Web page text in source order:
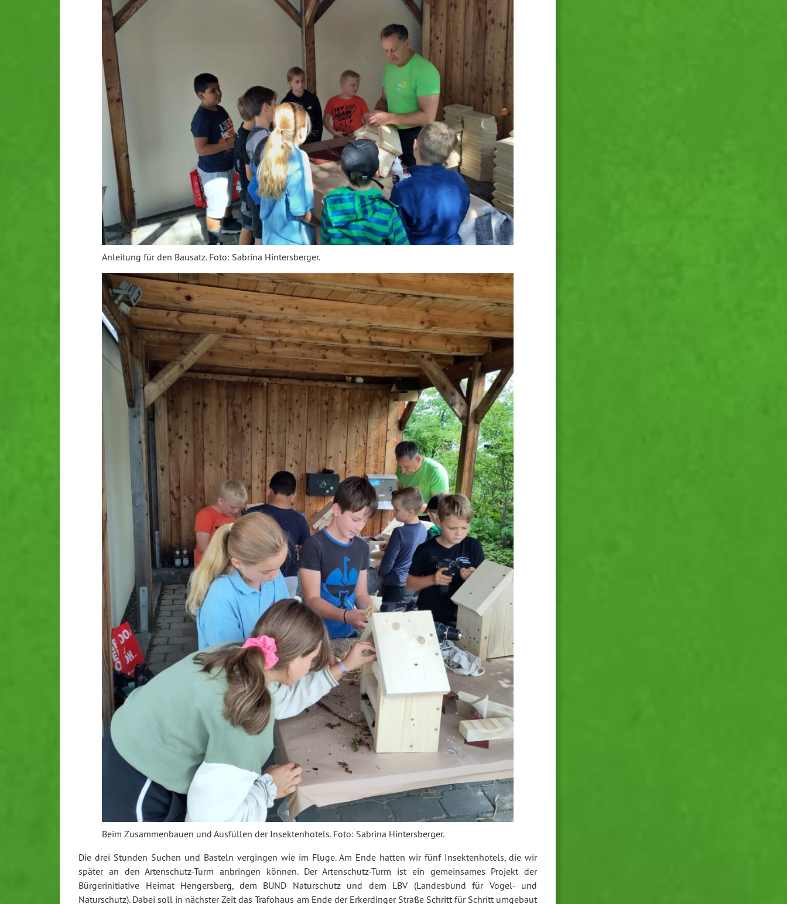
Anleitung für den Bausatz. Foto: Sabrina Hintersberger.
Beim Zusammenbauen und Ausfüllen der Insektenhotels. Foto: Sabrina Hintersberger.
Die drei Stunden Suchen und Basteln vergingen wie im Fluge. Am Ende hatten wir fünf Insektenhotels, die wir
später an den Artenschutz-Turm anbringen können. Der Artenschutz-Turm ist ein gemeinsames Projekt der
Bürgerinitiative Heimat Hengersberg, dem BUND Naturschutz und dem LBV (Landesbund für Vogel- und
Naturschutz). Dabei soll in nächster Zeit das Trafohaus am Ende der Erkerdinger Straße Schritt für Schritt umgebaut